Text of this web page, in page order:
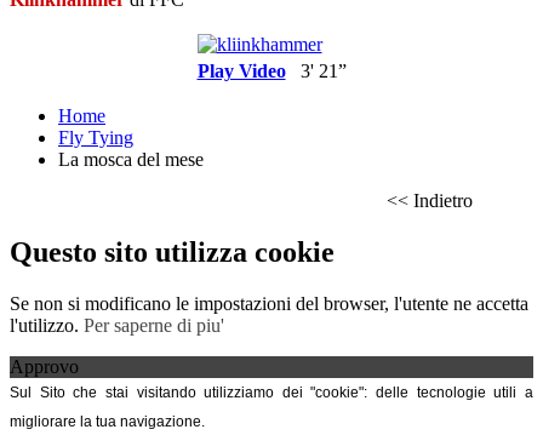
Play Video 3' 21”
Home
Fly Tying
La mosca del mese
<< Indietro
Questo sito utilizza cookie
Se non si modificano le impostazioni del browser, l'utente ne accetta
l'utilizzo. Per saperne di piu'
Approvo
Sul Sito che stai visitando utilizziamo dei "cookie": delle tecnologie utili a
migliorare la tua navigazione.